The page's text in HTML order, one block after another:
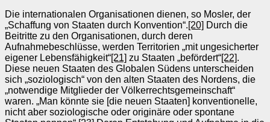
Die internationalen Organisationen dienen, so Mosler, der
„Schaffung von Staaten durch Konvention“.[20] Durch die
Beitritte zu den Organisationen, durch deren
Aufnahmebeschlüsse, werden Territorien „mit ungesicherter
eigener Lebensfähigkeit“[21] zu Staaten „befördert“[22].
Diese neuen Staaten des Globalen Südens unterscheiden
sich „soziologisch“ von den alten Staaten des Nordens, die
„notwendige Mitglieder der Völkerrechtsgemeinschaft“
waren. „Man könnte sie [die neuen Staaten] konventionelle,
nicht aber soziologische oder originäre oder spontane